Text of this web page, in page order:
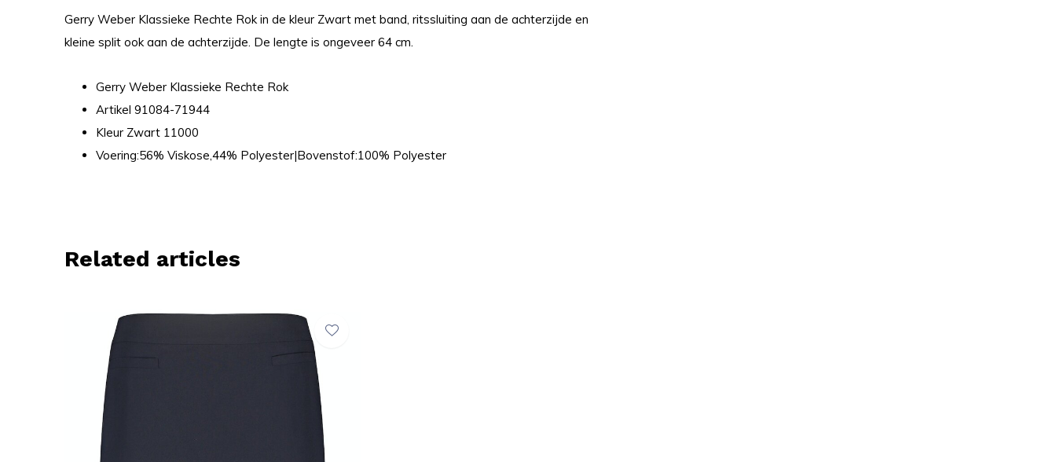
Gerry Weber Klassieke Rechte Rok in de kleur Zwart met band, ritssluiting aan de achterzijde en
kleine split ook aan de achterzijde. De lengte is ongeveer 64 cm.
Gerry Weber Klassieke Rechte Rok
Artikel 91084-71944
Kleur Zwart 11000
Voering:56% Viskose,44% Polyester|Bovenstof:100% Polyester
Related articles